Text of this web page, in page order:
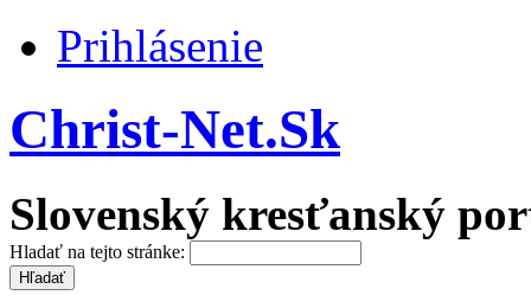
Prihlásenie
Christ-Net.Sk
Slovenský kresťanský
Hladať na tejto stránke: